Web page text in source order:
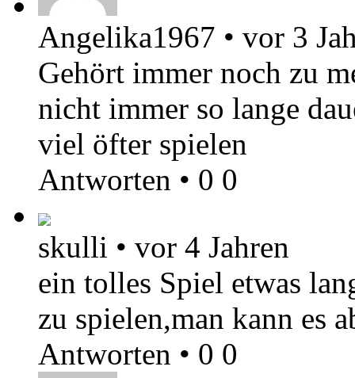
Angelika1967 • vor 3
Gehört immer noch zu
nicht immer so lange
viel öfter spielen
Antworten • 0 0
skulli • vor 4 Jahren
ein tolles Spiel etwas
zu spielen,man kann es
Antworten • 0 0